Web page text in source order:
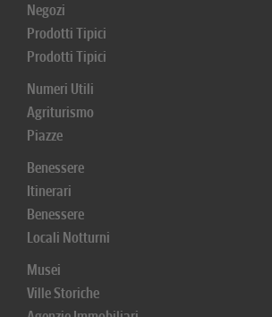
Negozi
Prodotti Tipici
Prodotti Tipici
Numeri Utili
Agriturismo
Piazze
Benessere
Itinerari
Benessere
Locali Notturni
Musei
Ville Storiche